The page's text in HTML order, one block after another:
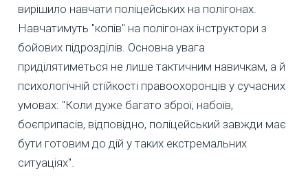
вирішило навчати поліцейських на полігонах.
Навчатимуть "копів" на полігонах інструктори з
бойових підрозділів. Основна увага
приділятиметься не лише тактичним навичкам, а й
психологічній стійкості правоохоронців у сучасних
умовах: "Коли дуже багато зброї, набоїв,
боєприпасів, відповідно, поліцейський завжди має
бути готовим до дій у таких екстремальних
ситуаціях".